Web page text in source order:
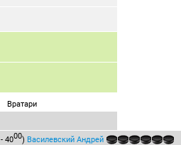
Вратари
- 4000) Василевский Андрей